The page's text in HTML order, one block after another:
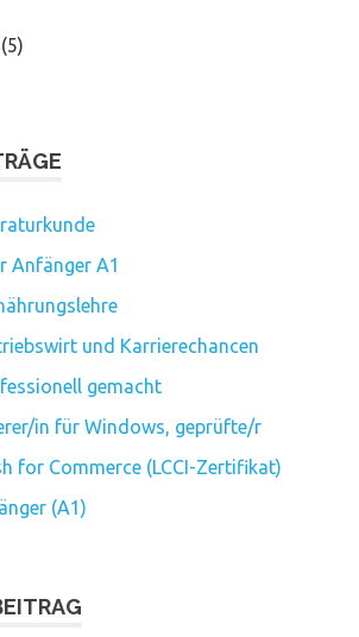
(5)
Anfänger A1
und Karrierechancen
gemacht
in für Windows, geprüfte/r
for Commerce (LCCI-Zertifikat)
(A1)